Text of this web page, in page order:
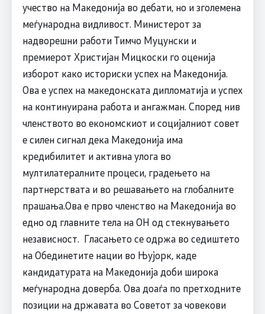
учество на Македонија во дебати, но и зголемена
меѓународна видливост. Министерот за
надворешни работи Тимчо Муцунски и
премиерот Христијан Мицкоски го оценија
изборот како историски успех на Македонија.
Ова е успех на македонската дипломатија и успех
на континуирана работа и ангажман. Според нив
членството во економскиот и социјалниот совет
е силен сигнал дека Македонија има
кредибилитет и активна улога во
мултилатералните процеси, градењето на
партнерствата и во решавањето на глобалните
прашања.Ова е прво членство на Македонија во
едно од главните тела на ОН од стекнувањето
независност. Гласањето се одржа во седиштето
на Обединетите нации во Њујорк, каде
кандидатурата на Македонија доби широка
меѓународна доверба. Ова доаѓа по претходните
позиции на државата во Советот за човекови